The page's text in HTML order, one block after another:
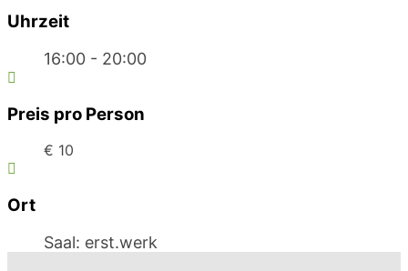
Uhrzeit
16:00 - 20:00
Preis pro Person
€ 10
Ort
Saal: erst.werk